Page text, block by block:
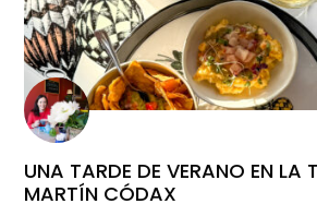
UNA TARDE DE VERANO EN LA
MARTÍN CÓDAX